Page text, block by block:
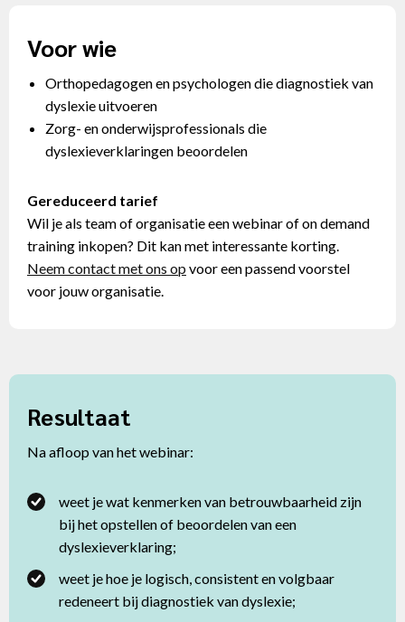
Voor wie
Orthopedagogen en psychologen die diagnostiek van
dyslexie uitvoeren
Zorg- en onderwijsprofessionals die
dyslexieverklaringen beoordelen
Gereduceerd tarief
Wil je als team of organisatie een webinar of on demand
training inkopen? Dit kan met interessante korting.
Neem contact met ons op voor een passend voorstel
voor jouw organisatie.
Resultaat
Na afloop van het webinar:
weet je wat kenmerken van betrouwbaarheid zijn
bij het opstellen of beoordelen van een
dyslexieverklaring;
weet je hoe je logisch, consistent en volgbaar
redeneert bij diagnostiek van dyslexie;